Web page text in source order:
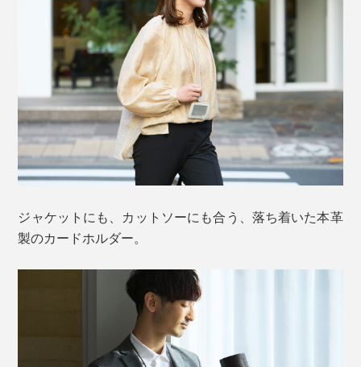
ジャケットにも、カットソーにも合う、落ち着いた本革
製のカードホルダー。